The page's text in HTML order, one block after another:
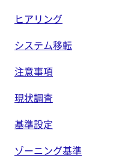
ヒアリング
システム移転
注意事項
現状調査
基準設定
ゾーニング基準